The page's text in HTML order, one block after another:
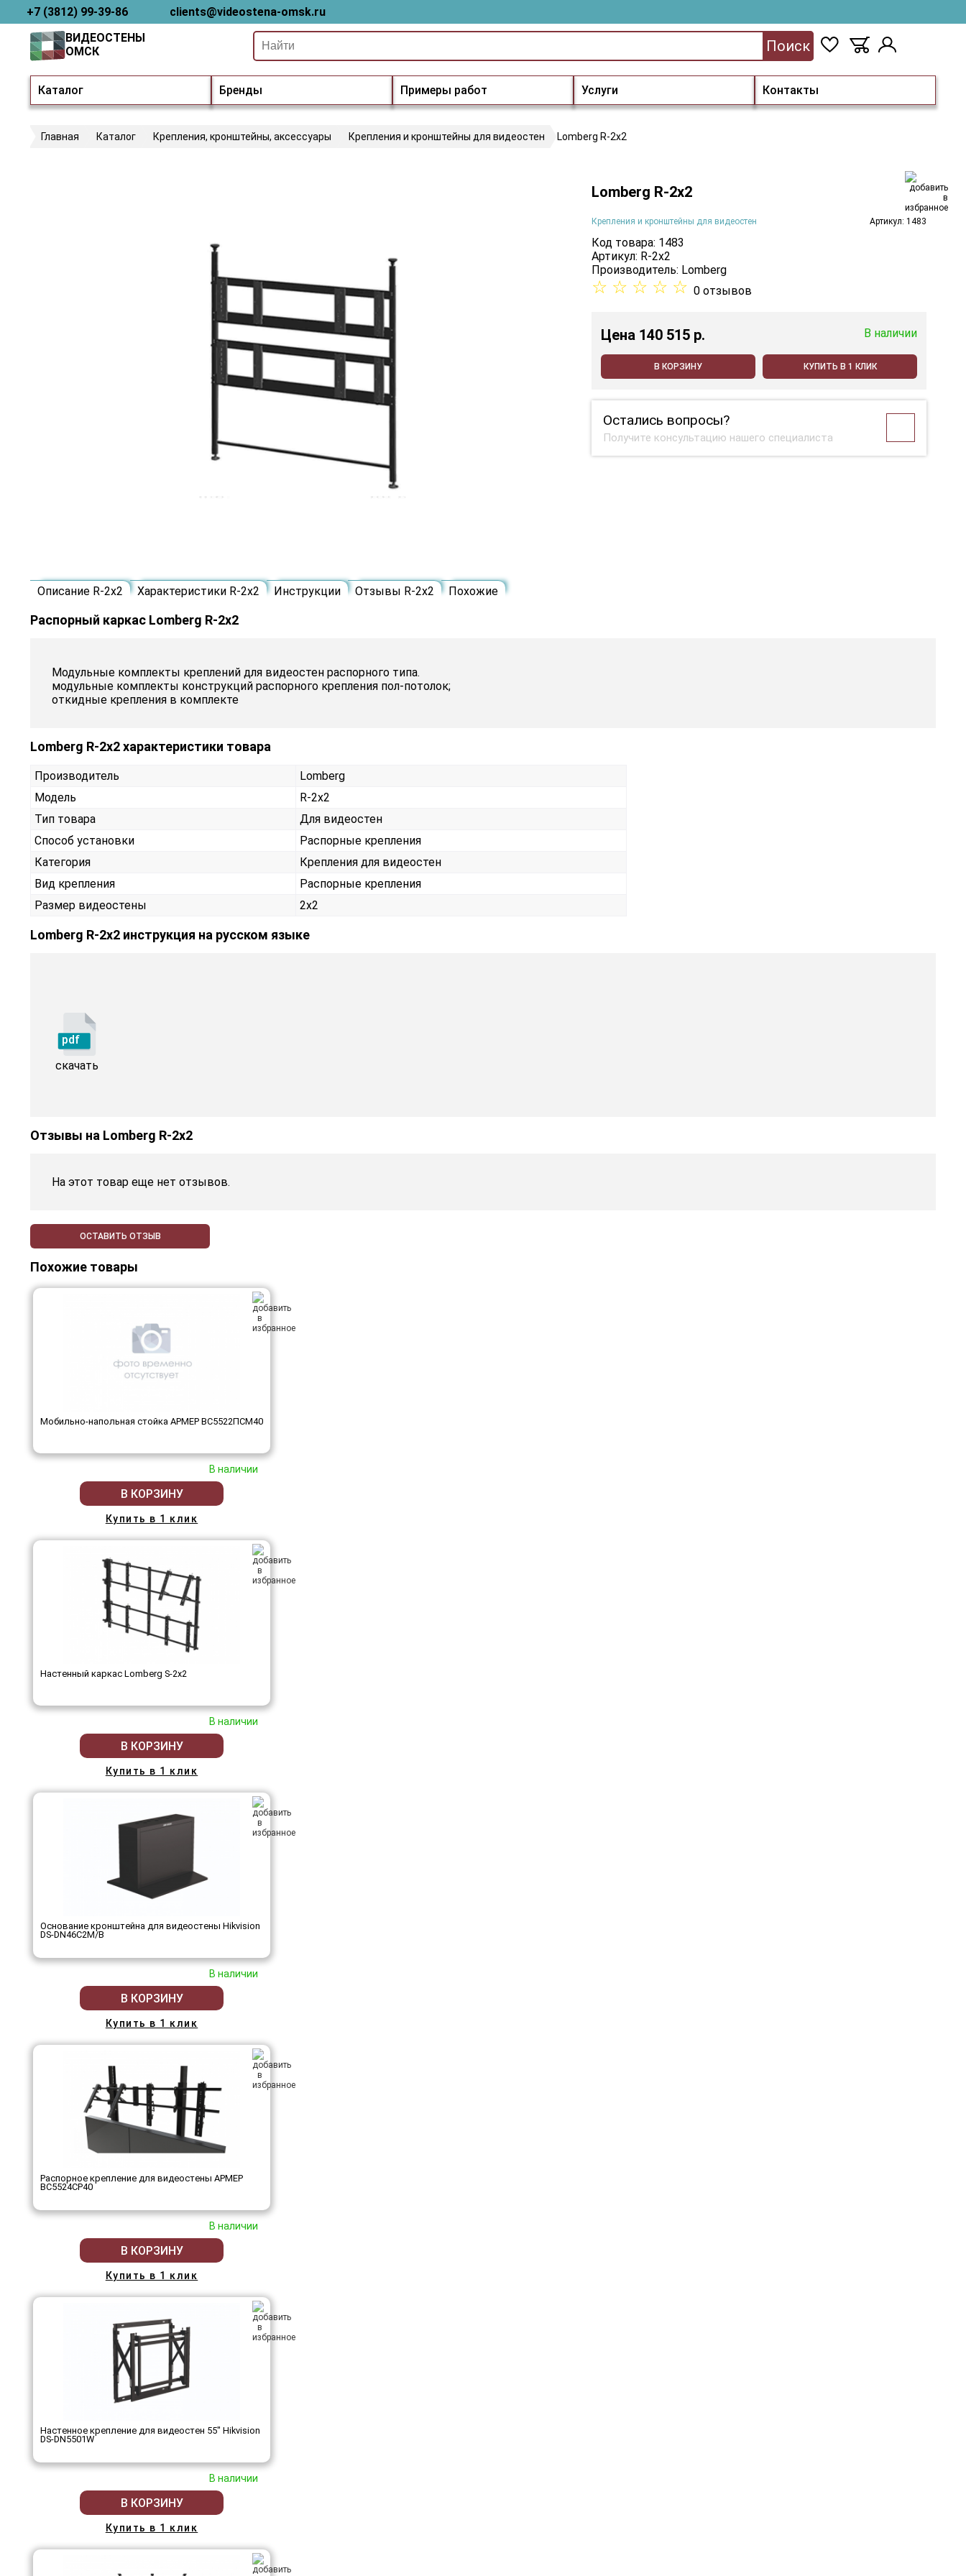
+7 (3812) 99-39-86 clients@videostena-omsk.ru
Каталог Бренды Примеры работ Услуги Контакты
ВИДЕОСТЕНЫ
ОМСК
Поиск
Главная Каталог Крепления, кронштейны, аксессуары Крепления и кронштейны для видеостен Lomberg R-2х2
Lomberg R-2х2
Крепления и кронштейны для видеостен Артикул: 1483
Код товара: 1483
Артикул: R-2х2
Производитель: Lomberg
☆ ☆ ☆ ☆ ☆ 0 отзывов
Цена 140 515 p. В наличии
В КОРЗИНУ КУПИТЬ В 1 КЛИК
Остались вопросы?
Получите консультацию нашего специалиста
Описание R-2х2 Характеристики R-2х2 Инструкции Отзывы R-2х2 Похожие
Распорный каркас Lomberg R-2х2
Модульные комплекты креплений для видеостен распорного типа.
модульные комплекты конструкций распорного крепления пол-потолок;
откидные крепления в комплекте
Lomberg R-2х2 характеристики товара
Производитель
Lomberg
Модель
R-2х2
Тип товара
Для видеостен
Способ установки
Распорные крепления
Категория
Крепления для видеостен
Вид крепления
Распорные крепления
Размер видеостены
2x2
Lomberg R-2х2 инструкция на русском языке
pdf
скачать
Отзывы на Lomberg R-2х2
На этот товар еще нет отзывов.
ОСТАВИТЬ ОТЗЫВ
Похожие товары
Мобильно-напольная стойка АРМЕР ВС5522ПСМ40
В наличии
В КОРЗИНУ
Купить в 1 клик
Настенный каркас Lomberg S-2х2
В наличии
В КОРЗИНУ
Купить в 1 клик
Основание кронштейна для видеостены Hikvision
DS-DN46C2M/B
В наличии
В КОРЗИНУ
Купить в 1 клик
Распорное крепление для видеостены АРМЕР
ВС5524СР40
В наличии
В КОРЗИНУ
Купить в 1 клик
Настенное крепление для видеостен 55" Hikvision
DS-DN5501W
В наличии
В КОРЗИНУ
Купить в 1 клик